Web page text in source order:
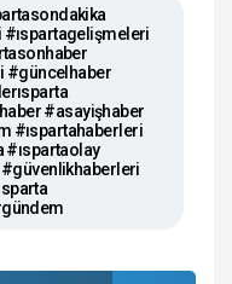
#ıspartagelişmeleri
#güncelhaber
#asayişhaber
#ıspartahaberleri
#ıspartaolay
#güvenlikhaberleri